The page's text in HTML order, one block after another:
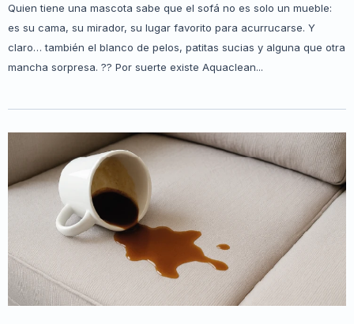
Quien tiene una mascota sabe que el sofá no es solo un mueble:
es su cama, su mirador, su lugar favorito para acurrucarse. Y
claro… también el blanco de pelos, patitas sucias y alguna que otra
mancha sorpresa. ?? Por suerte existe Aquaclean...